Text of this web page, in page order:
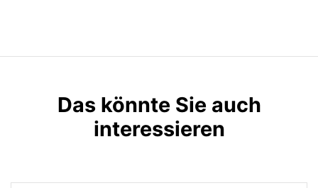
Das könnte Sie auch
interessieren